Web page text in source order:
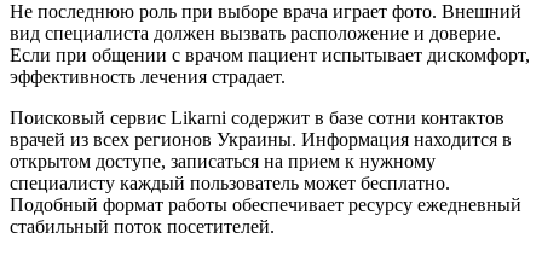
Не последнюю роль при выборе врача играет фото. Внешний
вид специалиста должен вызвать расположение и доверие.
Если при общении с врачом пациент испытывает дискомфорт,
эффективность лечения страдает.
Поисковый сервис Likarni содержит в базе сотни контактов
врачей из всех регионов Украины. Информация находится в
открытом доступе, записаться на прием к нужному
специалисту каждый пользователь может бесплатно.
Подобный формат работы обеспечивает ресурсу ежедневный
стабильный поток посетителей.